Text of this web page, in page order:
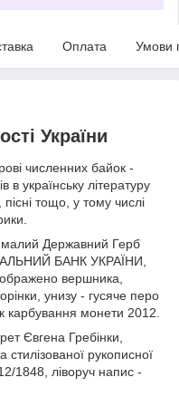
Оплата Умови
України
численних байок -
в українську літературу
тощо, у тому числі
малий Державний Герб
БАНК УКРАЇНИ,
вершника,
унизу - гусяче перо
карбування монети 2012.
Євгена Гребінки,
стилізованої рукописної
1848, ліворуч напис -